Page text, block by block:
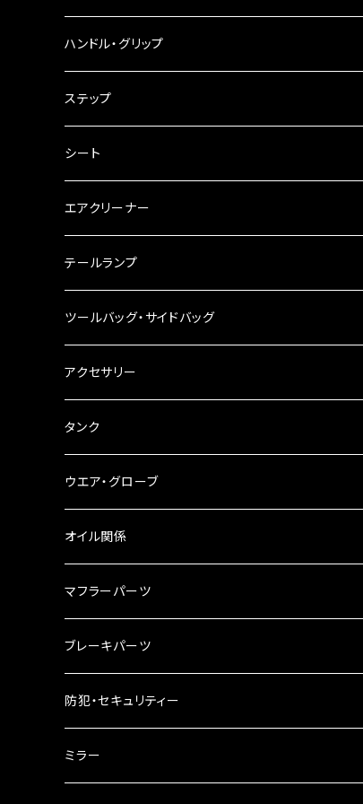
ウインカークランプ
配線・リレー
インテークマニホールド
電装・配線・キボシ等
キャブレター
チェーン
工具類
ハンドル・グリップ
グリップ
バーハン
ハンドルパーツ
ハンドルスイッチ
その他
ハンドルポスト
ハンドルブレース
ステアリングダンパー
ブレーキ・クラッチレバー
スマホホルダー
ステップ
シート
エアクリーナー
テールランプ
ナンバー灯
ツールバッグ・サイドバッグ
ツールバッグ
サイドバッグ
サイドバッグサポート
リアBOX
ハードケース
アクセサリー
USB電源
電装系
タンク
タンク本体
タンクキャップ
タンクシール
ケミカル
ウエア・グローブ
オイル関係
4スト用エンジンオイル
2スト用エンジンオイル
ギアオイル
オイルクーラー
マフラーパーツ
マフラーガード
バンテージタイプ
スリップオン
ブレーキパーツ
ブレーキシュー
ブレーキパット
防犯・セキュリティー
ミラー